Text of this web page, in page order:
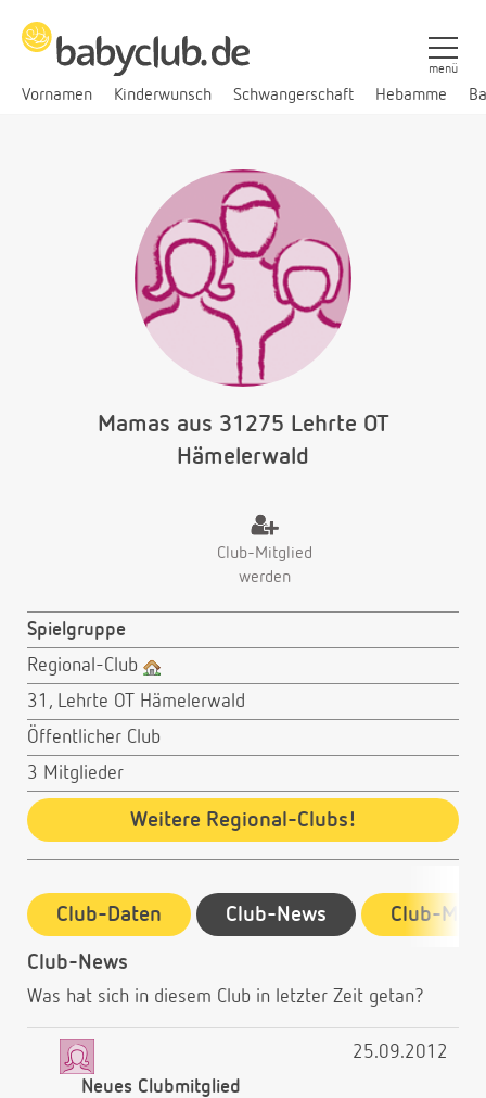
Vornamen Kinderwunsch Schwangerschaft Hebamme
menü
Mamas aus 31275 Lehrte OT
Hämelerwald
Club-Mitglied
werden
Spielgruppe
Regional-Club
31, Lehrte OT Hämelerwald
Öffentlicher Club
3 Mitglieder
Weitere Regional-Clubs!
Club-Daten Club-News Club-
Club-News
Was hat sich in diesem Club in letzter Zeit getan?
Neues Clubmitglied
25.09.2012